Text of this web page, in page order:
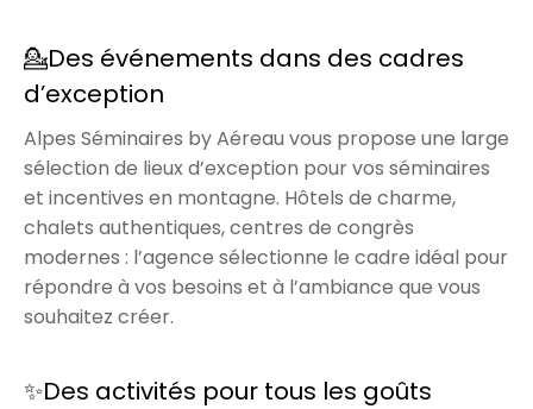
💁Des événements dans des cadres
d’exception
Alpes Séminaires by Aéreau vous propose une large
sélection de lieux d’exception pour vos séminaires
et incentives en montagne. Hôtels de charme,
chalets authentiques, centres de congrès
modernes : l’agence sélectionne le cadre idéal pour
répondre à vos besoins et à l’ambiance que vous
souhaitez créer.
✨Des activités pour tous les goûts